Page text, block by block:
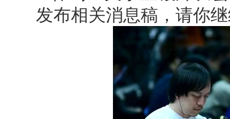
发布相关消息稿，请你